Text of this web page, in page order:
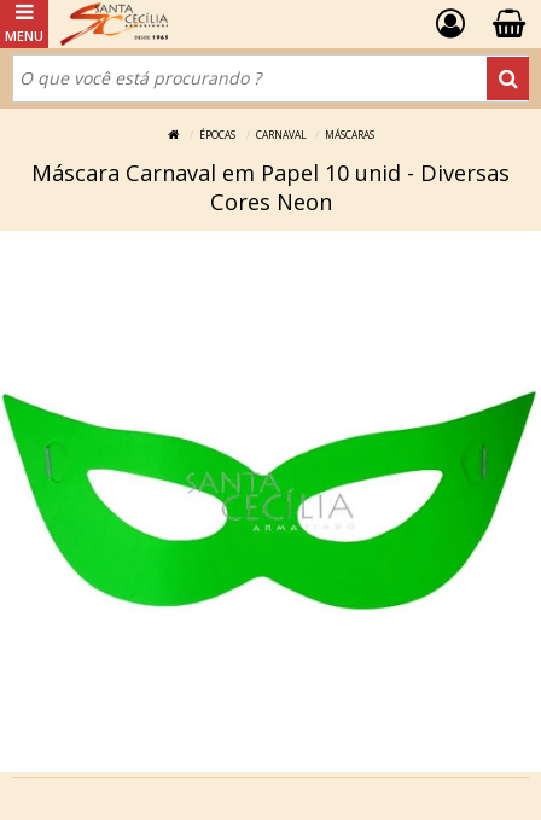
ÉPOCAS CARNAVAL MÁSCARAS
Máscara Carnaval em Papel 10 unid - Diversas
Cores Neon